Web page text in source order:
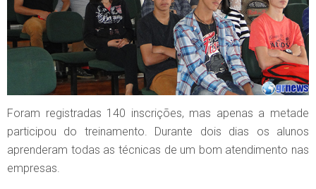
Foram registradas 140 inscrições, mas apenas a metade
participou do treinamento. Durante dois dias os alunos
aprenderam todas as técnicas de um bom atendimento nas
empresas.